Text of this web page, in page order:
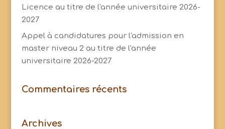
Licence au titre de l'année universitaire 2026-
2027
Appel à candidatures pour l'admission en
master niveau 2 au titre de l'année
universitaire 2026-2027
Commentaires récents
Archives